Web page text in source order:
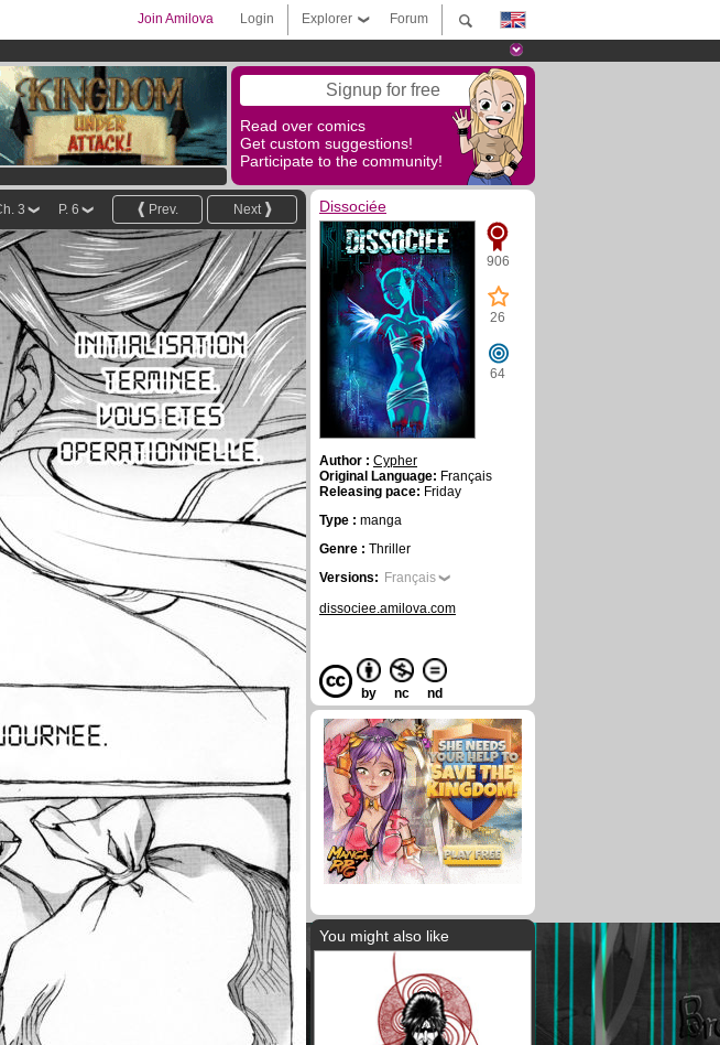
Forum
Explorer
Login
Join Amilova
Signup for free
Read over comics
Get custom suggestions!
Participate to the community!
Next
Prev.
P. 6
3 Dissociée
906
26
64
Author : Cypher
Original Language: Français
Releasing pace: Friday
Type : manga
Genre : Thriller
Versions: Français
dissociee.amilova.com
by nc nd
You might also like